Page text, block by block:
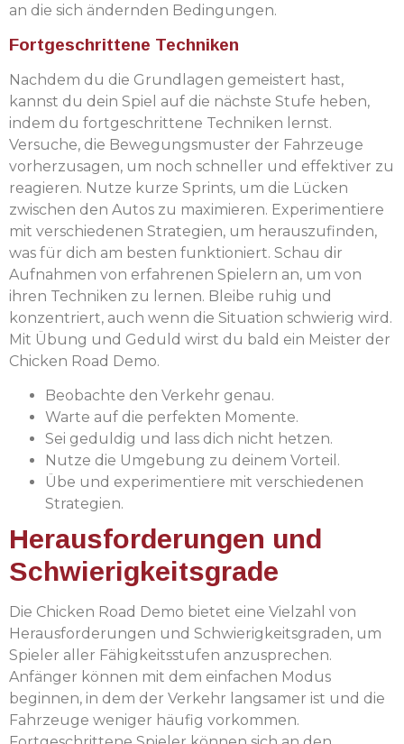
an die sich ändernden Bedingungen.
Fortgeschrittene Techniken
Nachdem du die Grundlagen gemeistert hast,
kannst du dein Spiel auf die nächste Stufe heben,
indem du fortgeschrittene Techniken lernst.
Versuche, die Bewegungsmuster der Fahrzeuge
vorherzusagen, um noch schneller und effektiver zu
reagieren. Nutze kurze Sprints, um die Lücken
zwischen den Autos zu maximieren. Experimentiere
mit verschiedenen Strategien, um herauszufinden,
was für dich am besten funktioniert. Schau dir
Aufnahmen von erfahrenen Spielern an, um von
ihren Techniken zu lernen. Bleibe ruhig und
konzentriert, auch wenn die Situation schwierig wird.
Mit Übung und Geduld wirst du bald ein Meister der
Chicken Road Demo.
Beobachte den Verkehr genau.
Warte auf die perfekten Momente.
Sei geduldig und lass dich nicht hetzen.
Nutze die Umgebung zu deinem Vorteil.
Übe und experimentiere mit verschiedenen
Strategien.
Herausforderungen und
Schwierigkeitsgrade
Die Chicken Road Demo bietet eine Vielzahl von
Herausforderungen und Schwierigkeitsgraden, um
Spieler aller Fähigkeitsstufen anzusprechen.
Anfänger können mit dem einfachen Modus
beginnen, in dem der Verkehr langsamer ist und die
Fahrzeuge weniger häufig vorkommen.